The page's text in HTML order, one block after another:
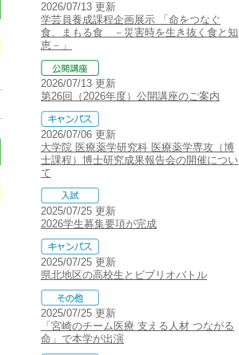
2026/07/13 更新
学芸員養成課程企画展示 「命をつなぐ
食、まもる食 －災害時を生き抜く食と知
恵－」
2026/07/13 更新
第26回（2026年度）公開講座のご案内
2026/07/06 更新
大学院 医療薬学研究科 医療薬学専攻（博
士課程）博士研究成果報告会の開催につい
て
2025/07/25 更新
2026学生募集要項が完成
2025/07/25 更新
県北地区の高校生とビブリオバトル
2025/07/25 更新
「宮崎のチーム医療 支える人材 つながる
命」で本学が出演